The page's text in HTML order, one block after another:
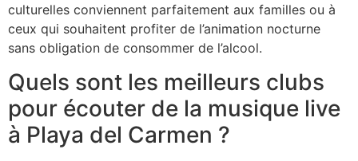
culturelles conviennent parfaitement aux familles ou à
ceux qui souhaitent profiter de l’animation nocturne
sans obligation de consommer de l’alcool.
Quels sont les meilleurs clubs
pour écouter de la musique live
à Playa del Carmen ?